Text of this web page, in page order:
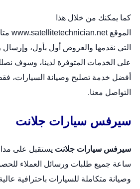
كما يمكنك من خلال هذا
الموقعwww.satellitetechnician.net
التي نقدمها والعروض أول بأول،
على الخدمات المتوفرة لدينا، وسوف
أفضل خدمة تصليح وصيانة السيارات،
التواصل معنا.
سيرفس سيارات جلانت
سيرفس سيارات جلانت يستقبل على
ساعة جميع طلبات ورسائل العملاء
وصيانة متكاملة للسيارات باحترافية